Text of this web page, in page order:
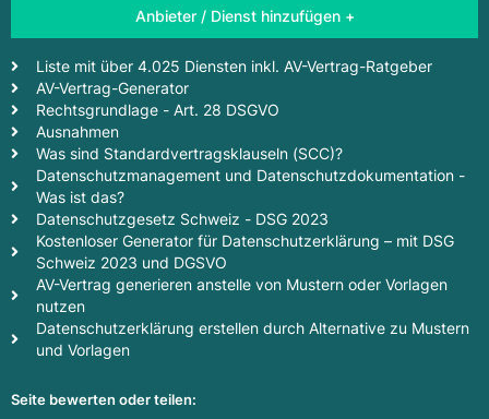
Anbieter / Dienst hinzufügen +
Liste mit über 4.025 Diensten inkl. AV-Vertrag-Ratgeber
AV-Vertrag-Generator
Rechtsgrundlage - Art. 28 DSGVO
Ausnahmen
Was sind Standardvertragsklauseln (SCC)?
Datenschutzmanagement und Datenschutzdokumentation -
Was ist das?
Datenschutzgesetz Schweiz - DSG 2023
Kostenloser Generator für Datenschutzerklärung – mit DSG
Schweiz 2023 und DGSVO
AV-Vertrag generieren anstelle von Mustern oder Vorlagen
nutzen
Datenschutzerklärung erstellen durch Alternative zu Mustern
und Vorlagen
Seite bewerten oder teilen: